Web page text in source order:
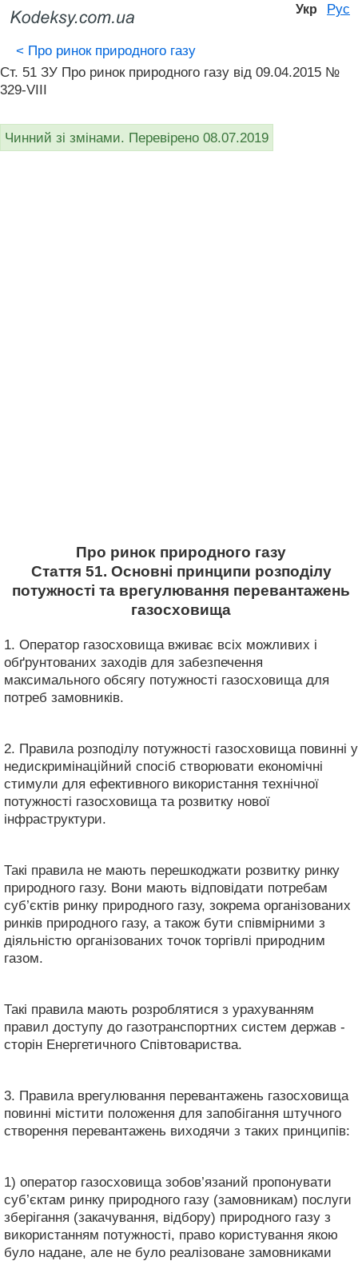
Укр Рус
< Про ринок природного газу
Ст. 51 ЗУ Про ринок природного газу від 09.04.2015 №
329-VIII
Чинний зі змінами. Перевірено 08.07.2019
Про ринок природного газу
Стаття 51. Основні принципи розподілу
потужності та врегулювання перевантажень
газосховища
1. Оператор газосховища вживає всіх можливих і
обґрунтованих заходів для забезпечення
максимального обсягу потужності газосховища для
потреб замовників.
2. Правила розподілу потужності газосховища повинні у
недискримінаційний спосіб створювати економічні
стимули для ефективного використання технічної
потужності газосховища та розвитку нової
інфраструктури.
Такі правила не мають перешкоджати розвитку ринку
природного газу. Вони мають відповідати потребам
суб’єктів ринку природного газу, зокрема організованих
ринків природного газу, а також бути співмірними з
діяльністю організованих точок торгівлі природним
газом.
Такі правила мають розроблятися з урахуванням
правил доступу до газотранспортних систем держав -
сторін Енергетичного Співтовариства.
3. Правила врегулювання перевантажень газосховища
повинні містити положення для запобігання штучного
створення перевантажень виходячи з таких принципів:
1) оператор газосховища зобов’язаний пропонувати
суб’єктам ринку природного газу (замовникам) послуги
зберігання (закачування, відбору) природного газу з
використанням потужності, право користування якою
було надане, але не було реалізоване замовниками